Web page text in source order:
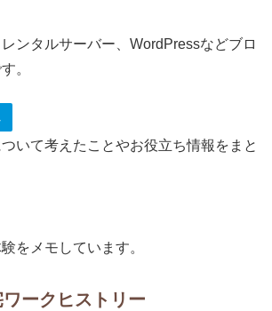
ンタルサーバー、WordPressなどブロ
。
いて考えたことやお役立ち情報をまと
をメモしています。
ークヒストリー